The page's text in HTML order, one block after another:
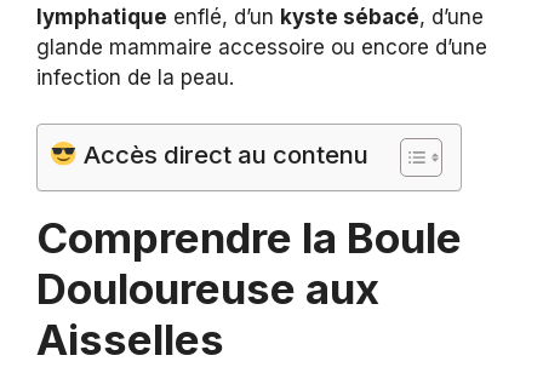
lymphatique enflé, d’un kyste sébacé, d’une
glande mammaire accessoire ou encore d’une
infection de la peau.
Accès direct au contenu
Comprendre la Boule
Douloureuse aux
Aisselles